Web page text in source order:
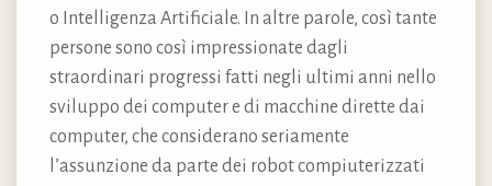
o Intelligenza Artificiale. In altre parole, così tante
persone sono così impressionate dagli
straordinari progressi fatti negli ultimi anni nello
sviluppo dei computer e di macchine dirette dai
computer, che considerano seriamente
l’assunzione da parte dei robot compiuterizzati